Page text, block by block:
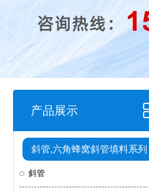
产品展示
斜管,六角蜂窝斜管填料系列
斜管